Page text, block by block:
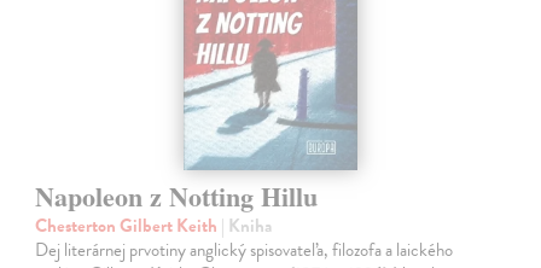
Napoleon z Notting Hillu
Chesterton Gilbert Keith | Kniha
Dej literárnej prvotiny anglický spisovateľa, filozofa a laického